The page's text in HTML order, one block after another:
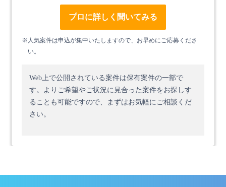
プロに詳しく聞いてみる
※人気案件は申込が集中いたしますので、お早めにご応募くださ
い。
Web上で公開されている案件は保有案件の一部で
す。 よりご希望やご状況に見合った案件をお探しす
ることも可能ですので、まずはお気軽にご相談くだ
さい。